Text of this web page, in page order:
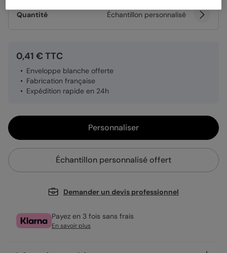
Quantité Échantillon personnalisé
0,41 € TTC
Enveloppe blanche offerte
Fabrication française
Expédition rapide en 24h
Personnaliser
Échantillon personnalisé offert
Demander un devis professionnel
Payez en 3 fois sans frais
En savoir plus